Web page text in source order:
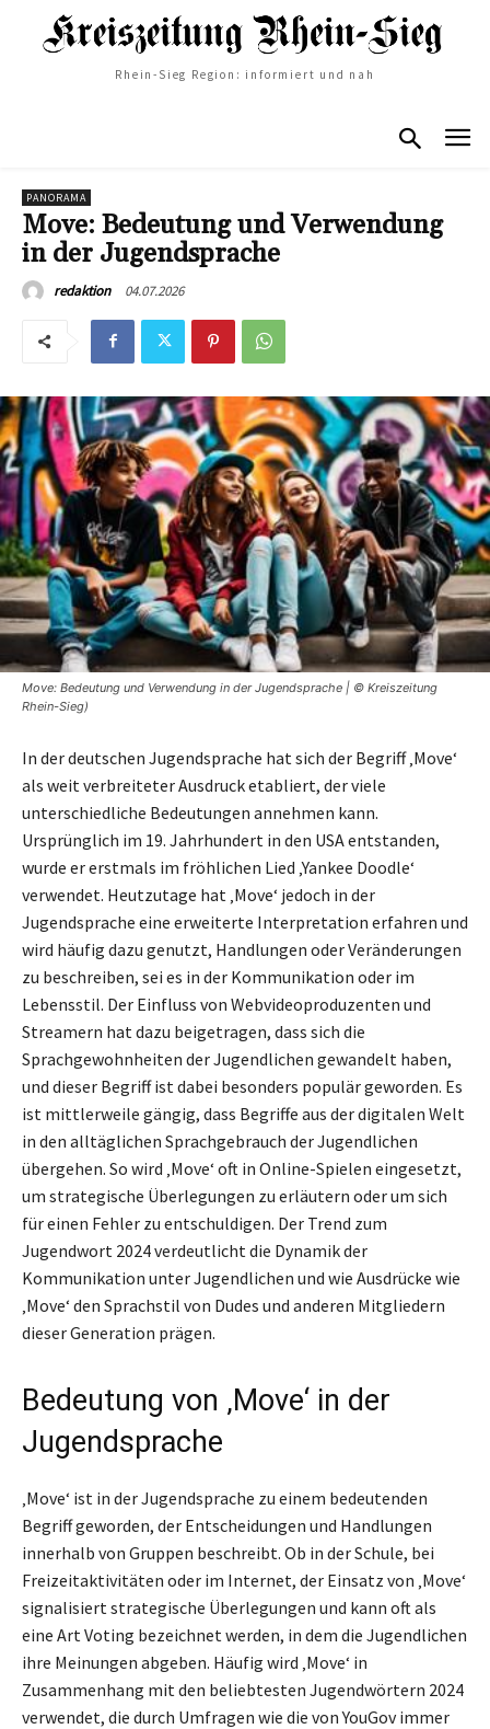
Rhein-Sieg Region: informiert und nah
PANORAMA
Move: Bedeutung und Verwendung
in der Jugendsprache
redaktion 04.07.2026
Move: Bedeutung und Verwendung in der Jugendsprache | © Kreiszeitung
Rhein-Sieg)
In der deutschen Jugendsprache hat sich der Begriff ‚Move‘
als weit verbreiteter Ausdruck etabliert, der viele
unterschiedliche Bedeutungen annehmen kann.
Ursprünglich im 19. Jahrhundert in den USA entstanden,
wurde er erstmals im fröhlichen Lied ‚Yankee Doodle‘
verwendet. Heutzutage hat ‚Move‘ jedoch in der
Jugendsprache eine erweiterte Interpretation erfahren und
wird häufig dazu genutzt, Handlungen oder Veränderungen
zu beschreiben, sei es in der Kommunikation oder im
Lebensstil. Der Einfluss von Webvideoproduzenten und
Streamern hat dazu beigetragen, dass sich die
Sprachgewohnheiten der Jugendlichen gewandelt haben,
und dieser Begriff ist dabei besonders populär geworden. Es
ist mittlerweile gängig, dass Begriffe aus der digitalen Welt
in den alltäglichen Sprachgebrauch der Jugendlichen
übergehen. So wird ‚Move‘ oft in Online-Spielen eingesetzt,
um strategische Überlegungen zu erläutern oder um sich
für einen Fehler zu entschuldigen. Der Trend zum
Jugendwort 2024 verdeutlicht die Dynamik der
Kommunikation unter Jugendlichen und wie Ausdrücke wie
‚Move‘ den Sprachstil von Dudes und anderen Mitgliedern
dieser Generation prägen.
Bedeutung von ‚Move‘ in der
Jugendsprache
‚Move‘ ist in der Jugendsprache zu einem bedeutenden
Begriff geworden, der Entscheidungen und Handlungen
innerhalb von Gruppen beschreibt. Ob in der Schule, bei
Freizeitaktivitäten oder im Internet, der Einsatz von ‚Move‘
signalisiert strategische Überlegungen und kann oft als
eine Art Voting bezeichnet werden, in dem die Jugendlichen
ihre Meinungen abgeben. Häufig wird ‚Move‘ in
Zusammenhang mit den beliebtesten Jugendwörtern 2024
verwendet, die durch Umfragen wie die von YouGov immer